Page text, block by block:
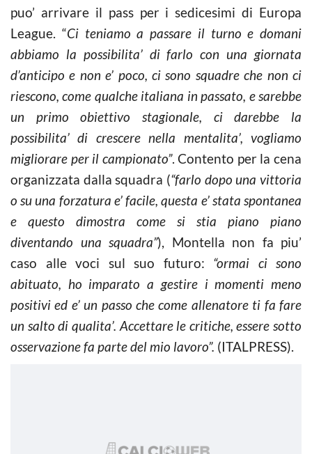
puo’ arrivare il pass per i sedicesimi di Europa
League. “Ci teniamo a passare il turno e domani
abbiamo la possibilita’ di farlo con una giornata
d’anticipo e non e’ poco, ci sono squadre che non ci
riescono, come qualche italiana in passato, e sarebbe
un primo obiettivo stagionale, ci darebbe la
possibilita’ di crescere nella mentalita’, vogliamo
migliorare per il campionato”. Contento per la cena
organizzata dalla squadra (“farlo dopo una vittoria
o su una forzatura e’ facile, questa e’ stata spontanea
e questo dimostra come si stia piano piano
diventando una squadra”), Montella non fa piu’
caso alle voci sul suo futuro: “ormai ci sono
abituato, ho imparato a gestire i momenti meno
positivi ed e’ un passo che come allenatore ti fa fare
un salto di qualita’. Accettare le critiche, essere sotto
osservazione fa parte del mio lavoro”. (ITALPRESS).